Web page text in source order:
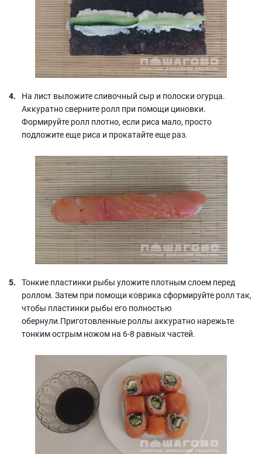
На лист выложите сливочный сыр и полоски огурца.
Аккуратно сверните ролл при помощи циновки.
Формируйте ролл плотно, если риса мало, просто
подложите еще риса и прокатайте еще раз.
Тонкие пластинки рыбы уложите плотным слоем перед
роллом. Затем при помощи коврика сформируйте ролл так,
чтобы пластинки рыбы его полностью
обернули.Приготовленные роллы аккуратно нарежьте
тонким острым ножом на 6-8 равных частей.